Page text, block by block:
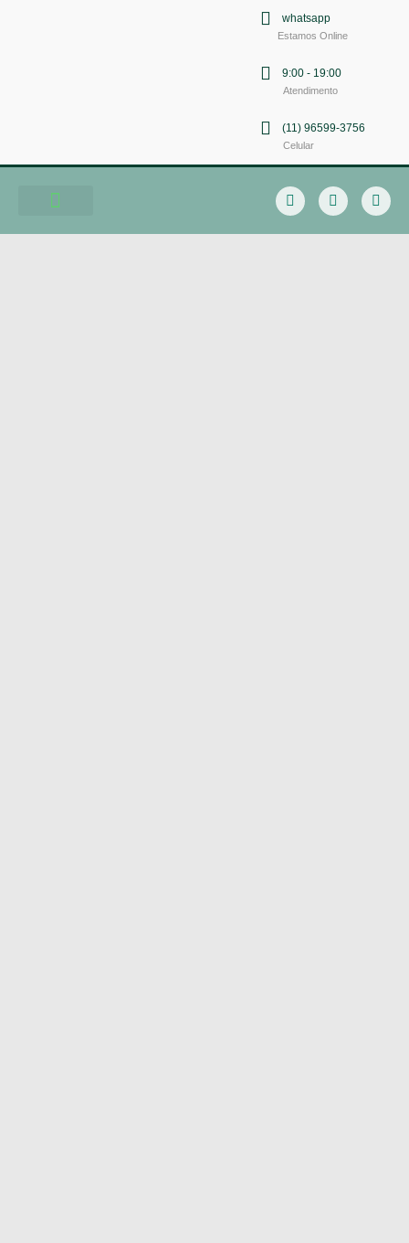
whatsapp
Estamos Online
9:00 - 19:00
Atendimento
(11) 96599-3756
Celular